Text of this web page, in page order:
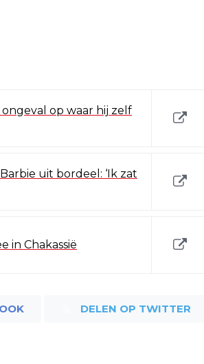
op waar hij zelf
uit bordeel: ‘Ik zat
in Chakassië
DELEN OP TWITTER